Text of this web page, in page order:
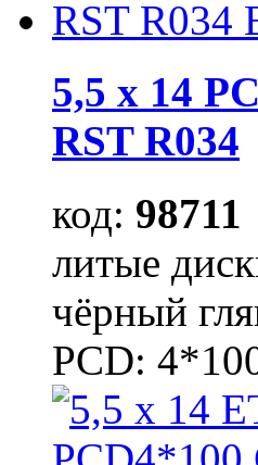
5,5 x 14
RST R034
код: 98711
литые
чёрный
PCD: